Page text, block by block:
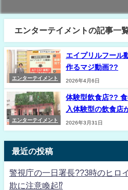
エンターテイメントの記事一
エンターテイメント
エイプリルフール
作るマジ動画??
2026年4月6日
エンターテイメント
体験型飲食店??
入体験型の飲食店
2026年3月31日
最近の投稿
警視庁の一日署長??3時のヒロ
欺に注意喚起⁉